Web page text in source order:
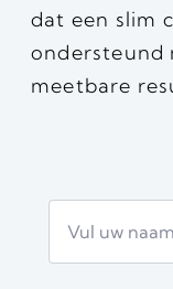
dat een slim
ondersteund
meetbare